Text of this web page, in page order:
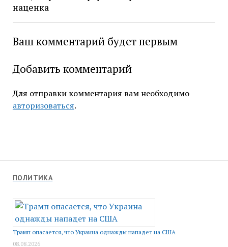
ПОЛИТИКА
Трамп опасается, что Украина однажды нападет на США
08.08.2026
наценка
Ваш комментарий будет первым
Добавить комментарий
Для отправки комментария вам необходимо
авторизоваться.